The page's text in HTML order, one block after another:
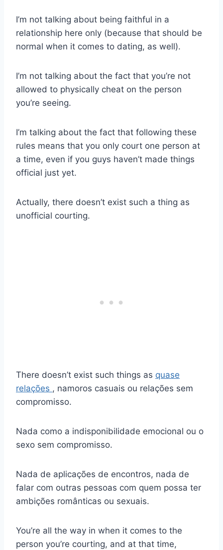
I’m not talking about being faithful in a
relationship here only (because that should be
normal when it comes to dating, as well).
I’m not talking about the fact that you’re not
allowed to physically cheat on the person
you’re seeing.
I’m talking about the fact that following these
rules means that you only court one person at
a time, even if you guys haven’t made things
official just yet.
Actually, there doesn’t exist such a thing as
unofficial courting.
There doesn’t exist such things as quase
relações , namoros casuais ou relações sem
compromisso.
Nada como a indisponibilidade emocional ou o
sexo sem compromisso.
Nada de aplicações de encontros, nada de
falar com outras pessoas com quem possa ter
ambições românticas ou sexuais.
You’re all the way in when it comes to the
person you’re courting, and at that time,